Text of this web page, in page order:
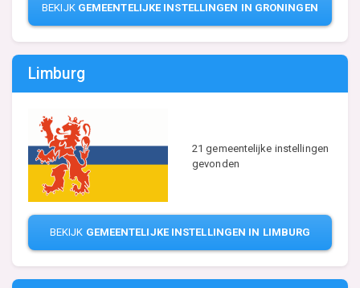
BEKIJK GEMEENTELIJKE INSTELLINGEN IN GRONINGEN
Limburg
21 gemeentelijke instellingen
gevonden
BEKIJK GEMEENTELIJKE INSTELLINGEN IN LIMBURG